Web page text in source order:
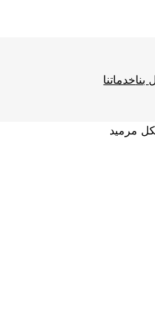
بناخدماتنا
مرميد